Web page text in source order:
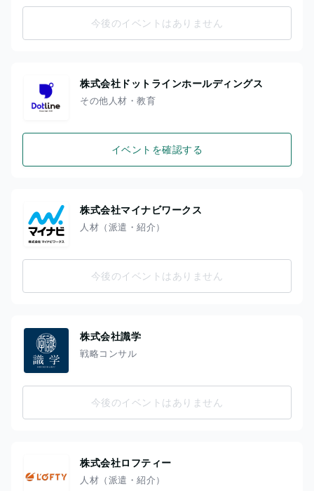
今後のイベントはありません
株式会社ドットラインホールディングス
その他人材・教育
イベントを確認する
株式会社マイナビワークス
人材（派遣・紹介）
今後のイベントはありません
株式会社識学
戦略コンサル
今後のイベントはありません
株式会社ロフティー
人材（派遣・紹介）